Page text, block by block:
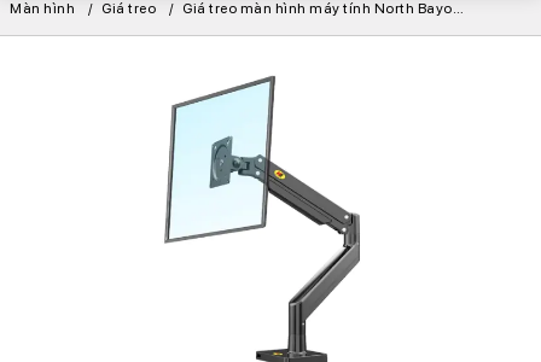
Xu hướng tìm kiếm
AirTag 2 Mới
Apple Watch S11 Ốp lưng Pitaka
Ốp lưng Apple
Màn hình Giá treo Giá treo màn hình máy tính North Bayou G40 22-40 inch